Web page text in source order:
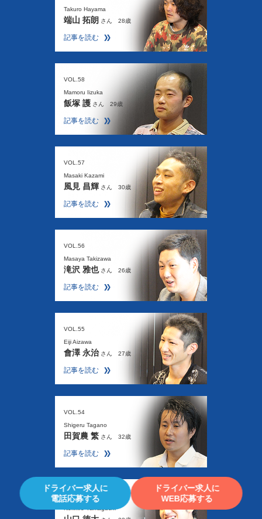
Takuro Hayama
端山 拓朗 さん 28歳
記事を読む
VOL.58
Mamoru Iizuka
飯塚 護 さん 29歳
記事を読む
VOL.57
Masaki Kazami
風見 昌輝 さん 30歳
記事を読む
VOL.56
Masaya Takizawa
滝沢 雅也さん 26歳
記事を読む
VOL.55
Eiji Aizawa
會澤 永治さん 27歳
記事を読む
VOL.54
Shigeru Tagano
田賀農 繁 さん 32歳
記事を読む
VOL.53
Norihiro Yamaguchi
ドライバー求人に
電話応募する
ドライバー求人に
WEB応募する